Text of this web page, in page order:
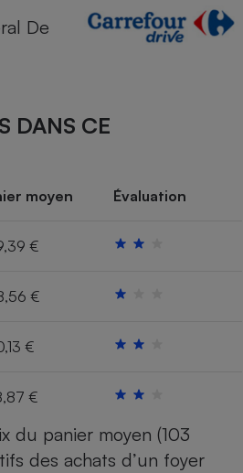
De
DANS CE
moyen Évaluation
€
€
€
€
du panier moyen (103
des achats d’un foyer